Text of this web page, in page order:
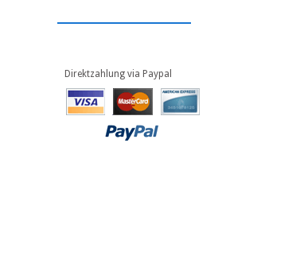
Direktzahlung via Paypal